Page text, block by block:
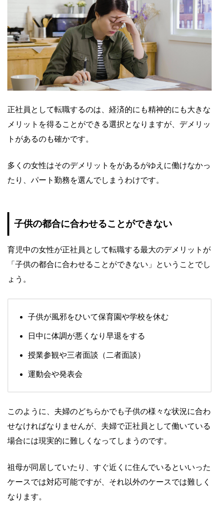
正社員として転職するのは、経済的にも精神的にも大きな
メリットを得ることができる選択となりますが、デメリッ
トがあるのも確かです。
多くの女性はそのデメリットをがあるがゆえに働けなかっ
たり、パート勤務を選んでしまうわけです。
子供の都合に合わせることができない
育児中の女性が正社員として転職する最大のデメリットが
「子供の都合に合わせることができない」ということでし
ょう。
子供が風邪をひいて保育園や学校を休む
日中に体調が悪くなり早退をする
授業参観や三者面談（二者面談）
運動会や発表会
このように、夫婦のどちらかでも子供の様々な状況に合わ
せなければなりませんが、夫婦で正社員として働いている
場合には現実的に難しくなってしまうのです。
祖母が同居していたり、すぐ近くに住んでいるといいった
ケースでは対応可能ですが、それ以外のケースでは難しく
なります。